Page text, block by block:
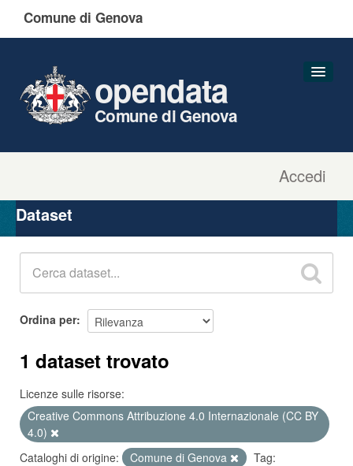
Comune di Genova
Accedi
opendata
Comune di Genova
Organizzazioni
Gruppi
Dataset
Ordina per
1 dataset trovato
Licenze sulle risorse:
Creative Commons Attribuzione 4.0 Internazionale (CC BY
4.0)
Cataloghi di origine:
Comune di Genova
Tag: